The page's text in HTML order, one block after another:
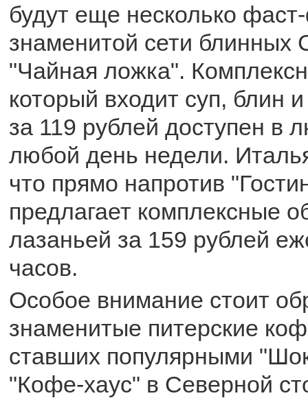
будут еще несколько
знаменитой сети блинных
"Чайная ложка".
который входит суп, блин
за 119 рублей доступен в
любой день недели.
что прямо напротив
предлагает комплексные
лазаньей за 159 рублей
часов.
Особое внимание стоит
знаменитые питерские
ставших популярными
"Кофе-хаус" в Северной